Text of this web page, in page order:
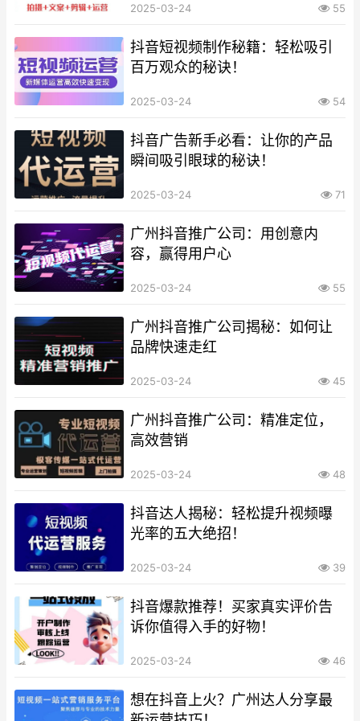
2025-03-24 55
抖音短视频制作秘籍：轻松吸引
百万观众的秘诀！
2025-03-24 54
抖音广告新手必看：让你的产品
瞬间吸引眼球的秘诀！
2025-03-24 71
广州抖音推广公司：用创意内
容，赢得用户心
2025-03-24 55
广州抖音推广公司揭秘：如何让
品牌快速走红
2025-03-24 45
广州抖音推广公司：精准定位，
高效营销
2025-03-24 48
抖音达人揭秘：轻松提升视频曝
光率的五大绝招！
2025-03-24 39
抖音爆款推荐！买家真实评价告
诉你值得入手的好物！
2025-03-24 46
想在抖音上火？广州达人分享最